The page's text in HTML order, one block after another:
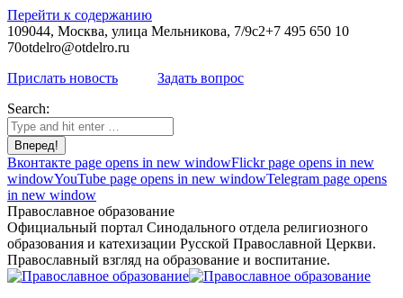
Перейти к содержанию
109044, Москва, улица Мельникова, 7/9с2+7 495 650 10
70otdelro@otdelro.ru
Прислать новость
Задать вопрос
Search:
Вконтакте page opens in new windowFlickr page opens in new
windowYouTube page opens in new windowTelegram page opens
in new window
Православное образование
Официальный портал Синодального отдела религиозного
образования и катехизации Русской Православной Церкви.
Православный взгляд на образование и воспитание.